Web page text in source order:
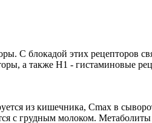
С блокадой этих рецепторов
а также H1 - гистаминовые
из кишечника, Cmax в
с грудным молоком.